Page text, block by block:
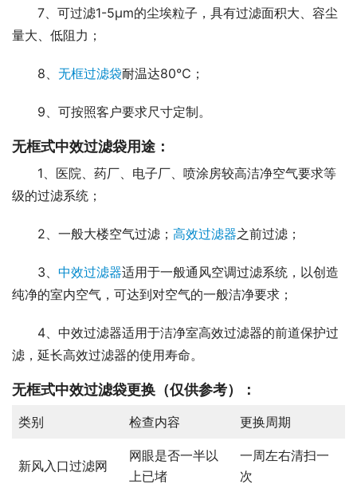
7、可过滤1-5μm的尘埃粒子，具有过滤面积大、容尘
量大、低阻力；
8、 无框过滤袋耐温达80℃；
9、可按照客户要求尺寸定制。
无框式中效过滤袋用途：
1、医院、药厂、电子厂、喷涂房较高洁净空气要求等
级的过滤系统；
2、一般大楼空气过滤； 高效过滤器之前过滤；
3、 中效过滤器适用于一般通风空调过滤系统，以创造
纯净的室内空气，可达到对空气的一般洁净要求；
4、中效过滤器适用于洁净室高效过滤器的前道保护过
滤，延长高效过滤器的使用寿命。
无框式中效过滤袋更换 （仅供参考）：
类别 检查内容 更换周期
新风入口过滤网
网眼是否一半以
上已堵
一周左右清扫一
次